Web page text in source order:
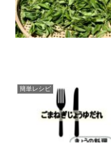
簡単レシピ